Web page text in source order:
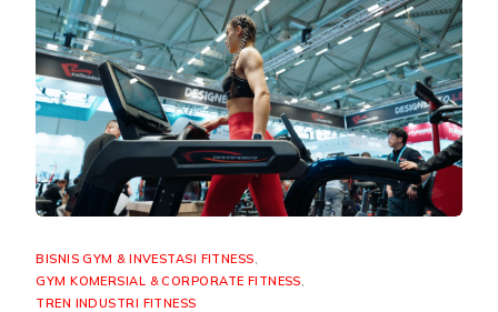
BISNIS GYM & INVESTASI FITNESS
GYM KOMERSIAL & CORPORATE FITNESS
TREN INDUSTRI FITNESS